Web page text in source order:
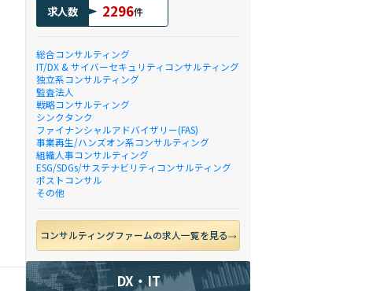
求人数 2296件
総合コンサルティング
IT/DX & サイバーセキュリティコンサルティング
独立系コンサルティング
監査法人
戦略コンサルティング
シンクタンク
ファイナンシャルアドバイザリー(FAS)
事業再生/ハンズオン系コンサルティング
組織人事コンサルティング
ESG/SDGs/サステナビリティコンサルティング
ポストコンサル
その他
コンサルティングファームの求人一覧を見る
DX・IT